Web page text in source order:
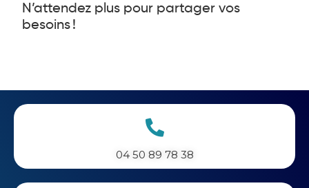
N’attendez plus pour partager vos
besoins !
04 50 89 78 38